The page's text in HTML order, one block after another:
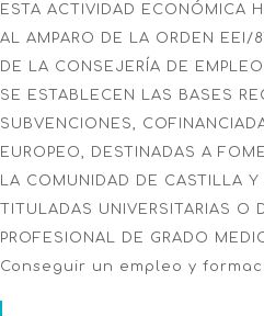
ESTA ACTIVIDAD ECONÓMICA
AL AMPARO DE LA ORDEN EEI/
DE LA CONSEJERÍA DE
SE ESTABLECEN LAS BASES
SUBVENCIONES,
EUROPEO, DESTINADAS A
LA COMUNIDAD DE CASTILLA
TITULADAS UNIVERSITARIAS O
PROFESIONAL DE GRADO
Conseguir un empleo y